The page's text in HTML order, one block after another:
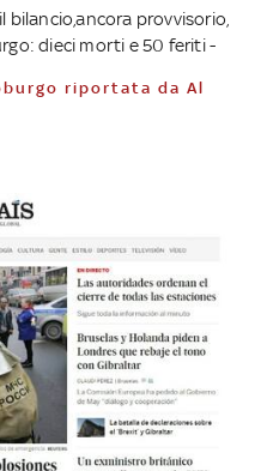
bilancio,ancora provvisorio,
dieci morti e 50 feriti -